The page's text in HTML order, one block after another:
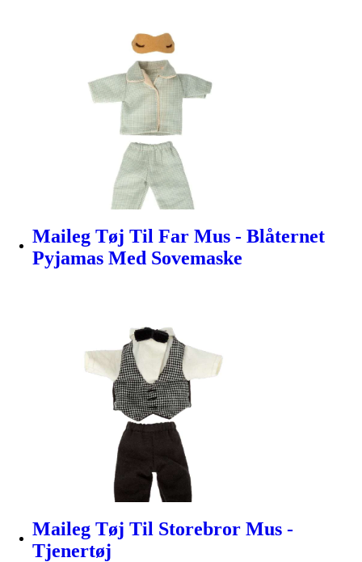
Maileg Tøj Til Far Mus - Blåternet
Pyjamas Med Sovemaske
Maileg Tøj Til Storebror Mus -
Tjenertøj